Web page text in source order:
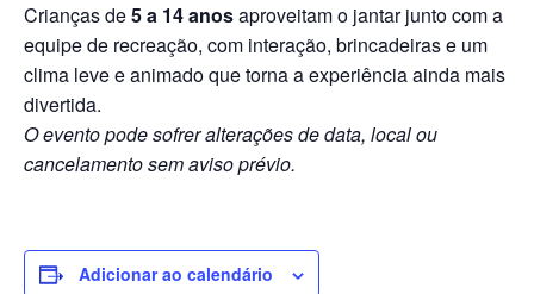
Crianças de5 a 14 anosaproveitam o jantar junto com a
equipe de recreação, com interação, brincadeiras e um
clima leve e animado que torna a experiência ainda mais
divertida.
O evento pode sofrer alterações de data, local ou
cancelamento sem aviso prévio.
Adicionar ao calendário